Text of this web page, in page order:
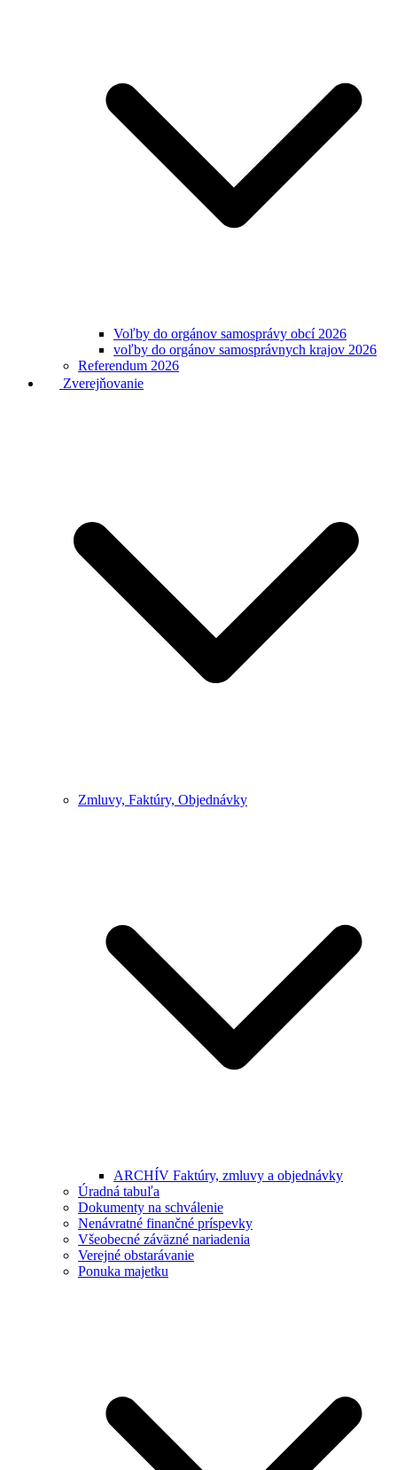
Voľby do orgánov samosprávy obcí 2026
voľby do orgánov samosprávnych krajov 2026
Referendum 2026
Zverejňovanie
Zmluvy, Faktúry, Objednávky
ARCHÍV Faktúry, zmluvy a objednávky
Úradná tabuľa
Dokumenty na schválenie
Nenávratné finančné príspevky
Všeobecné záväzné nariadenia
Verejné obstarávanie
Ponuka majetku